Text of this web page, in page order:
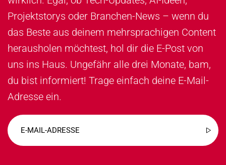
Projektstorys oder Branchen-News – wenn du
das Beste aus deinem mehrsprachigen Content
herausholen möchtest, hol dir die E-Post von
uns ins Haus. Ungefähr alle drei Monate, bam,
du bist informiert! Trage einfach deine E-Mail-
Adresse ein.